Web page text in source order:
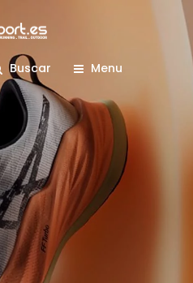
Buscar Menu